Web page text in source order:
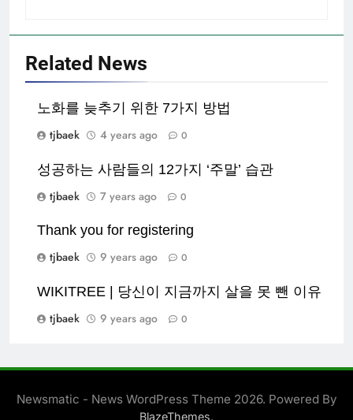
Related News
노화를 늦추기 위한 7가지 방법
tjbaek
4 years ago 0
성공하는 사람들의 12가지 ‘주말’ 습관
tjbaek
7 years ago 0
Thank you for registering
tjbaek
9 years ago 0
WIKITREE | 당신이 지금까지 살을 못 뺀 이유
tjbaek
9 years ago 0
Newsmatic - News WordPress Theme 2026. Powered By
BlazeThemes.